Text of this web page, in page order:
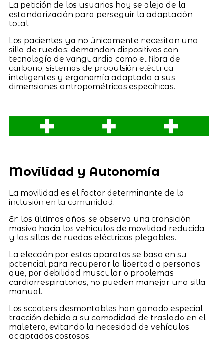
La petición de los usuarios hoy se aleja de la
estandarización para perseguir la adaptación
total.
Los pacientes ya no únicamente necesitan una
silla de ruedas; demandan dispositivos con
tecnología de vanguardia como el fibra de
carbono, sistemas de propulsión eléctrica
inteligentes y ergonomía adaptada a sus
dimensiones antropométricas específicas.
Movilidad y Autonomía
La movilidad es el factor determinante de la
inclusión en la comunidad.
En los últimos años, se observa una transición
masiva hacia los vehículos de movilidad reducida
y las sillas de ruedas eléctricas plegables.
La elección por estos aparatos se basa en su
potencial para recuperar la libertad a personas
que, por debilidad muscular o problemas
cardiorrespiratorios, no pueden manejar una silla
manual.
Los scooters desmontables han ganado especial
tracción debido a su comodidad de traslado en el
maletero, evitando la necesidad de vehículos
adaptados costosos.